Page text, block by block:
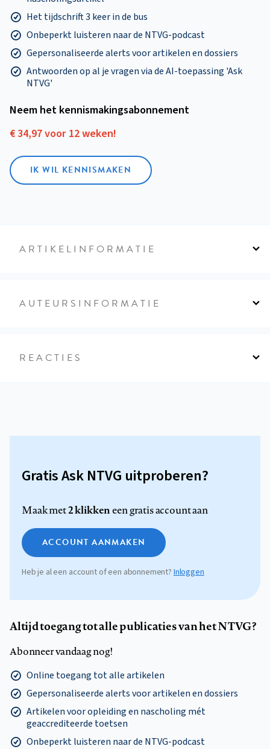
Het tijdschrift 3 keer in de bus
Onbeperkt luisteren naar de NTVG-podcast
Gepersonaliseerde alerts voor artikelen en dossiers
Antwoorden op al je vragen via de AI-toepassing 'Ask
NTVG'
Neem het kennismakings­abonnement
€ 34,97 voor 12 weken!
IK WIL KENNISMAKEN
ARTIKELINFORMATIE
AUTEURSINFORMATIE
REACTIES
Gratis Ask NTVG uitproberen?
Maak met2 klikkeneen gratis account aan
ACCOUNT AANMAKEN
Heb je al een account of een abonnement? Inloggen
Altijd toegang tot alle publicaties van het NTVG?
Abonneer vandaag nog!
Online toegang tot alle artikelen
Gepersonaliseerde alerts voor artikelen en dossiers
Artikelen voor opleiding en nascholing mét
geaccrediteerde toetsen
Onbeperkt luisteren naar de NTVG-podcast